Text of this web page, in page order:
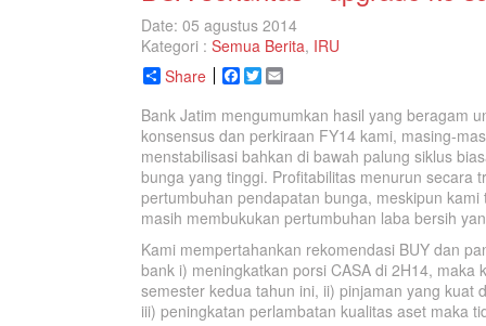
Date: 05 agustus 2014
Kategori : Semua Berita, IRU
Share
Facebook
Twitter
Bank Jatim mengumumkan hasil yang beragam
konsensus dan perkiraan FY14 kami, masing-
menstabilisasi bahkan di bawah palung siklus
bunga yang tinggi. Profitabilitas menurun secara
pertumbuhan pendapatan bunga, meskipun
masih membukukan pertumbuhan laba bersih
Kami mempertahankan rekomendasi BUY dan
bank i) meningkatkan porsi CASA di 2H14,
semester kedua tahun ini, ii) pinjaman yang kuat
iii) peningkatan perlambatan kualitas aset maka